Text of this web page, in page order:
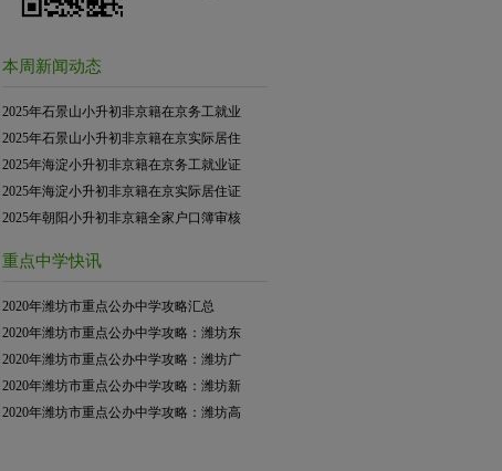
本周新闻动态
2025年石景山小升初非京籍在京务工就业
2025年石景山小升初非京籍在京实际居住
2025年海淀小升初非京籍在京务工就业证
2025年海淀小升初非京籍在京实际居住证
2025年朝阳小升初非京籍全家户口簿审核
重点中学快讯
2020年潍坊市重点公办中学攻略汇总
2020年潍坊市重点公办中学攻略：潍坊东
2020年潍坊市重点公办中学攻略：潍坊广
2020年潍坊市重点公办中学攻略：潍坊新
2020年潍坊市重点公办中学攻略：潍坊高